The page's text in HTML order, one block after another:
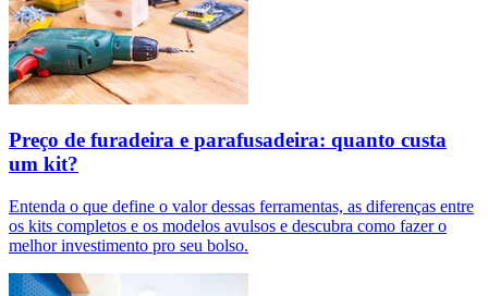
Preço de furadeira e parafusadeira: quanto custa
um kit?
Entenda o que define o valor dessas ferramentas, as diferenças entre
os kits completos e os modelos avulsos e descubra como fazer o
melhor investimento pro seu bolso.